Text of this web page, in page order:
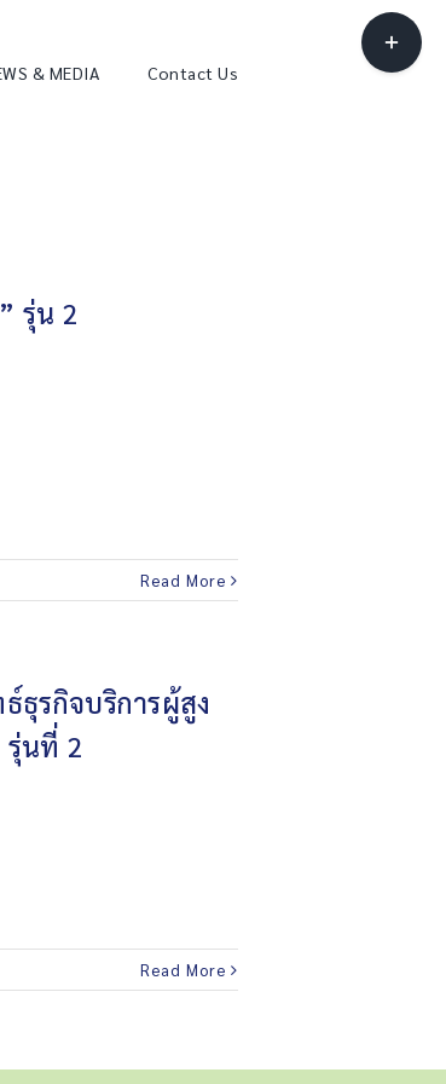
& MEDIA Contact Us
รุ่น 2
Read More
ธุรกิจบริการผู้สูง
รุ่นที่ 2
Read More
Toggle
Sliding